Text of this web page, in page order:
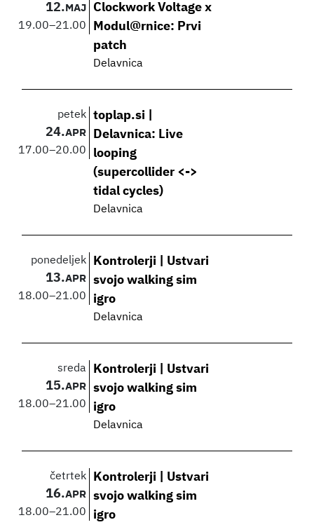
12. MAJ
19.00–21.00
Clockwork Voltage x
Modul@rnice: Prvi
patch
Delavnica
petek
24.APR
17.00–20.00
toplap.si |
Delavnica: Live
looping
(supercollider <->
tidal cycles)
Delavnica
ponedeljek
13.APR
18.00–21.00
Kontrolerji | Ustvari
svojo walking sim
igro
Delavnica
sreda
15.APR
18.00–21.00
Kontrolerji | Ustvari
svojo walking sim
igro
Delavnica
četrtek
16.APR
18.00–21.00
Kontrolerji | Ustvari
svojo walking sim
igro